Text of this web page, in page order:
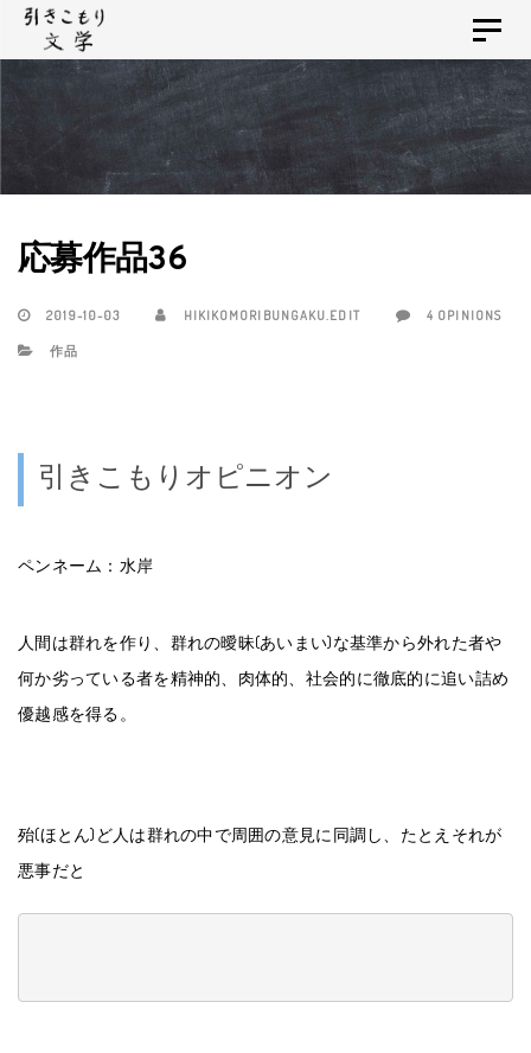
Skip
links
Skip
to
Toggle
応募作品36
2019-10-03 HIKIKOMORIBUNGAKU.EDIT 4 OPINIONS
作品
引きこもりオピニオン
ペンネーム：水岸
人間は群れを作り、群れの曖昧(あいまい)な基準から外れた者や
何か劣っている者を精神的、肉体的、社会的に徹底的に追い詰め
優越感を得る。
殆(ほとん)ど人は群れの中で周囲の意見に同調し、たとえそれが
悪事だと